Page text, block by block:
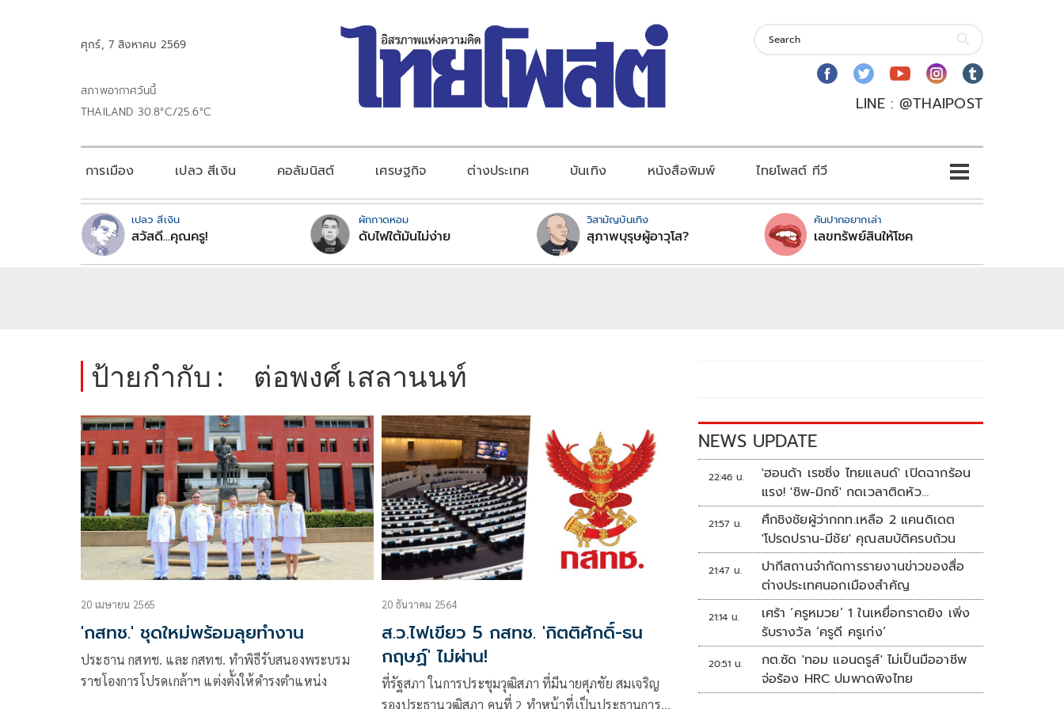
ศุกร์, 7 สิงหาคม 2569
สภาพอากาศวันนี้
THAILAND 30.8°C/25.6°C
LINE : @THAIPOST
การเมือง เปลว สีเงิน คอลัมนิสต์ เศรษฐกิจ ต่างประเทศ บันเทิง หนังสือพิมพ์ ไทยโพสต์ ทีวี
เปลว สีเงิน
สวัสดี...คุณครู!
ผักกาดหอม
ดับไฟใต้มันไม่ง่าย
วิสามัญบันเทิง
สุภาพบุรุษผู้อาวุโส?
คันปากอยากเล่า
เลขทรัพย์สินให้โชค
ป้ายกำกับ : ต่อพงศ์ เสลานนท์
20 เมษายน 2565
'กสทช.' ชุดใหม่พร้อมลุยทำงาน
ประธาน กสทช. และ กสทช. ทำพิธีรับสนองพระบรม
ราชโองการโปรดเกล้าฯ แต่งตั้งให้ดำรงตำแหน่ง
20 ธันวาคม 2564
ส.ว.ไฟเขียว 5 กสทช. 'กิตติศักดิ์-ธน
กฤษฏ์' ไม่ผ่าน!
ที่รัฐสภา ในการประชุมวุฒิสภา ที่มีนายศุภชัย สมเจริญ
รองประธานวุฒิสภา คนที่ 2 ทำหน้าที่เป็นประธานการ
NEWS UPDATE
22:46 น.
'ฮอนด้า เรซซิ่ง ไทยแลนด์' เปิดฉากร้อน
แรง! 'ชิพ-มิกซ์' กดเวลาติดหัว
แถว ARRC สนาม 4 ที่มัลดาลิกา
21:57 น.
ศึกชิงชัยผู้ว่ากกท.เหลือ 2 แคนดิเดต
'โปรดปราน-มีชัย' คุณสมบัติครบถ้วน
21:47 น.
ปากีสถานจำกัดการรายงานข่าวของสื่อ
ต่างประเทศนอกเมืองสำคัญ
21:14 น.
เศร้า ‘ครูหมวย’ 1 ในเหยื่อกราดยิง เพิ่ง
รับรางวัล ‘ครูดี ครูเก่ง’
20:51 น.
กต.ซัด 'ทอม แอนดรูส์' ไม่เป็นมืออาชีพ
จ่อร้อง HRC ปมพาดพิงไทย